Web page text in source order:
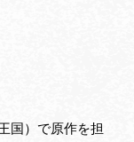
国）で原作を担